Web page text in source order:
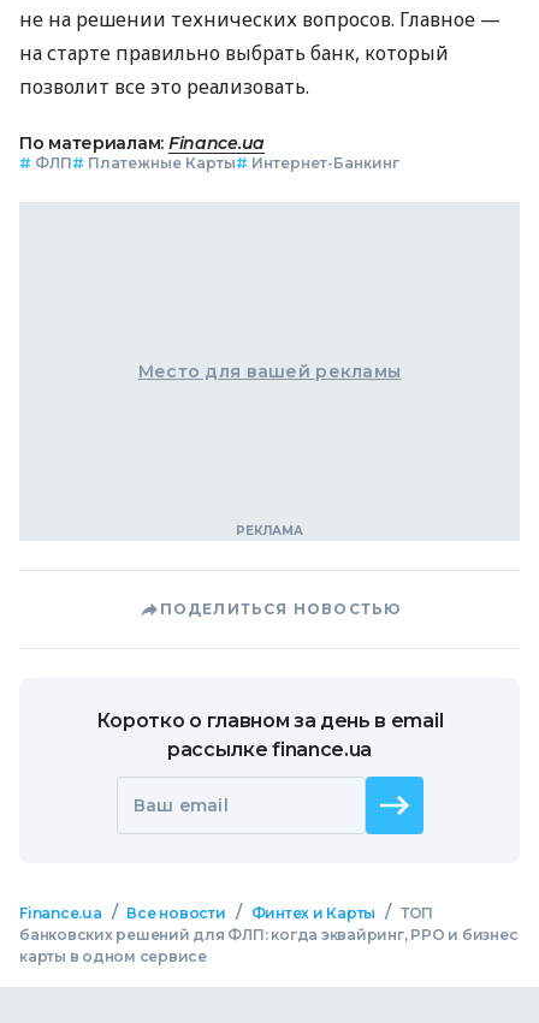
не на решении технических вопросов. Главное —
на старте правильно выбрать банк, который
позволит все это реализовать.
По материалам: Finance.ua
# ФЛП# Платежные Карты# Интернет-Банкинг
Место для вашей рекламы
ПОДЕЛИТЬСЯ НОВОСТЬЮ
Коротко о главном за день в email
рассылке finance.ua
Ваш email
Finance.ua / Все новости / Финтех и Карты / ТОП
банковских решений для ФЛП: когда эквайринг, РРО и бизнес
карты в одном сервисе